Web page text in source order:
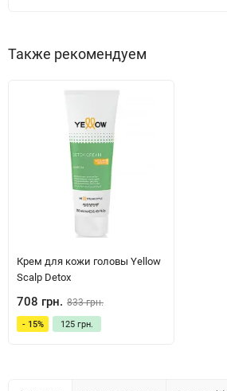
Также рекомендуем
Крем для кожи головы Yellow
Scalp Detox
708 грн. 833 грн.
- 15% 125 грн.